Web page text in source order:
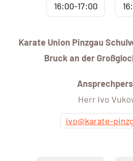
16:00-17:00
Karate Union Pinzgau
Bruck an der
Herr Ivo
ivo@karate-